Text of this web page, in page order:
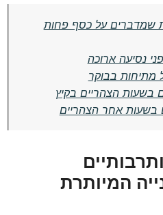
שמדברים על כסף פחות
נסיעה ארוכה
מתיחות בבוקר
בשעות הצהריים בקיץ
בשעות אחר הצהריים
המיותרת